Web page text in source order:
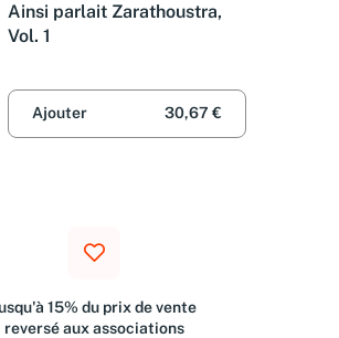
Ainsi parlait Zarathoustra,
Vol. 1
Ajouter 30,67 €
15% du prix de vente
reversé aux associations